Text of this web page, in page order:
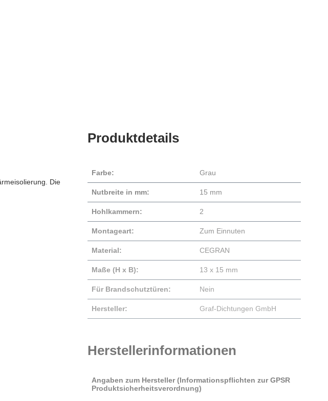
Die
Produktdetails
Farbe: Grau
Nutbreite in mm: 15 mm
Hohlkammern: 2
Montageart: Zum Einnuten
Material: CEGRAN
Maße (H x B): 13 x 15 mm
Für Brandschutztüren: Nein
Hersteller: Graf-Dichtungen GmbH
Herstellerinformationen
Angaben zum Hersteller (Informationspflichten zur GPSR
Produktsicherheitsverordnung)